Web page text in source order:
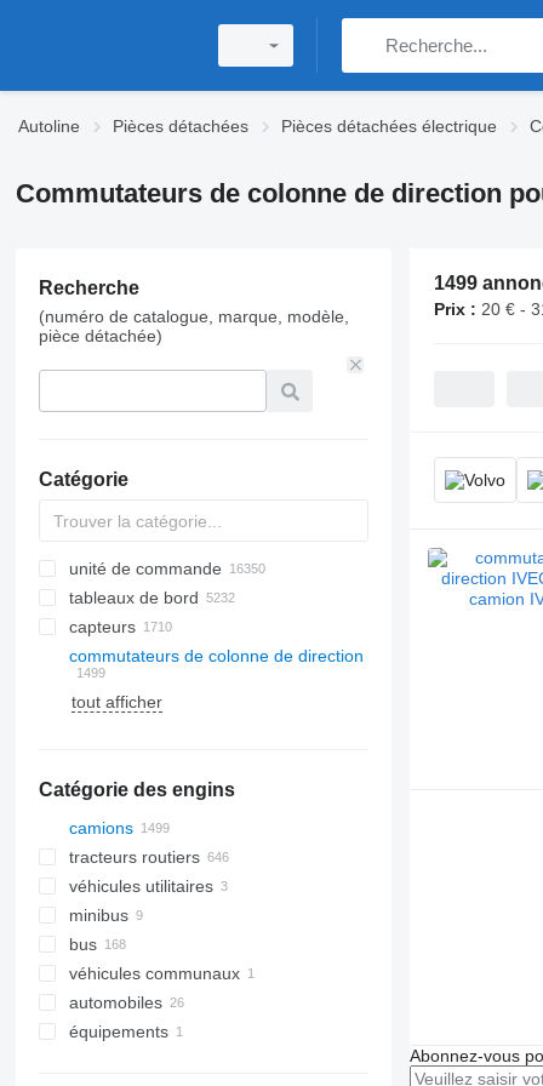
Autoline Pièces détachées Pièces détachées électrique
Commutateurs de colonne de direction
Recherche
(numéro de catalogue, marque, modèle,
pièce détachée)
Catégorie
unité de commande
tableaux de bord
capteurs
commutateurs de colonne de direction
tout afficher
Catégorie des engins
camions
tracteurs routiers
véhicules utilitaires
minibus
bus
véhicules communaux
machines communales
camions poubelles
automobiles
équipements
1499
Prix : 20 € -
Abonnez-vous